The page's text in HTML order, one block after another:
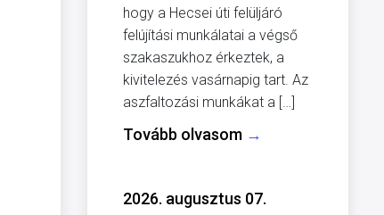
hogy a Hecsei úti felüljáró
felújítási munkálatai a végső
szakaszukhoz érkeztek, a
kivitelezés vasárnapig tart. Az
aszfaltozási munkákat a […]
Tovább olvasom →
2026. augusztus 07.